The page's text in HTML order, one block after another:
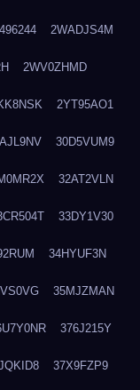
2WADJS4M
2WV0ZHMD
2YT95AO1
30D5VUM9
32AT2VLN
33DY1V30
34HYUF3N
35MJZMAN
376J215Y
37X9FZP9